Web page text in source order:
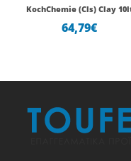
KochChemie (Cls) Clay
64,79€